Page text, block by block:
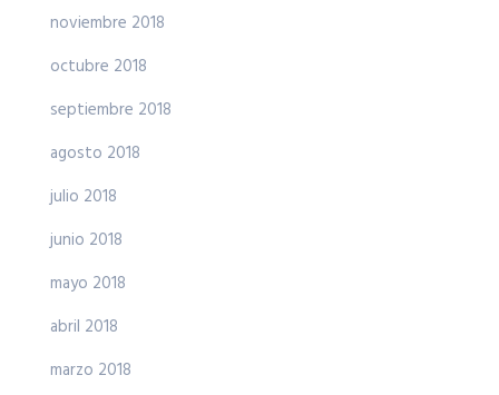
noviembre 2018
octubre 2018
septiembre 2018
agosto 2018
julio 2018
junio 2018
mayo 2018
abril 2018
marzo 2018